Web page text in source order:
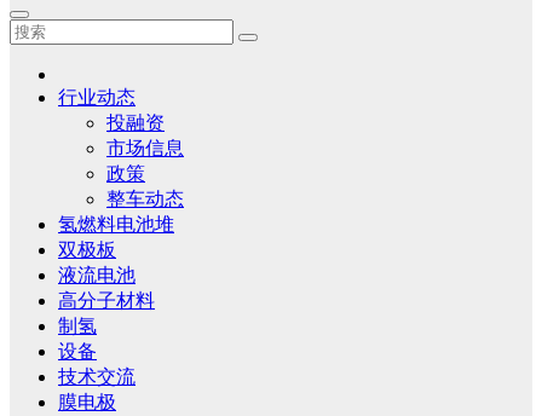
行业动态
投融资
市场信息
政策
整车动态
氢燃料电池堆
双极板
液流电池
高分子材料
制氢
设备
技术交流
膜电极